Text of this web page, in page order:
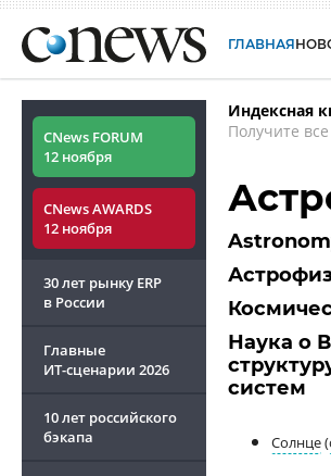
ГЛАВНАЯ
CNews FORUM
12 ноября
CNews AWARDS
12 ноября
30 лет рынку ERP
в России
Главные
ИТ-сценарии 2026
10 лет российского
бэкапа
Индексная
Получите
Наука о
систем
Солнце(